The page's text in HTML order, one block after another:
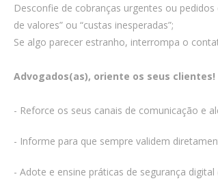
Desconfie de cobranças urgentes ou
de valores” ou “custas inesperadas”;
Se algo parecer estranho, interrompa o
Advogados(as), oriente os seus clientes!
- Reforce os seus canais de comunicação e
- Informe para que sempre validem
- Adote e ensine práticas de segurança